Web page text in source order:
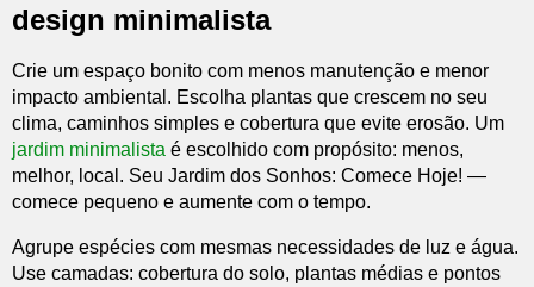
design minimalista
Crie um espaço bonito com menos manutenção e menor
impacto ambiental. Escolha plantas que crescem no seu
clima, caminhos simples e cobertura que evite erosão. Um
jardim minimalista é escolhido com propósito: menos,
melhor, local. Seu Jardim dos Sonhos: Comece Hoje! —
comece pequeno e aumente com o tempo.
Agrupe espécies com mesmas necessidades de luz e água.
Use camadas: cobertura do solo, plantas médias e pontos